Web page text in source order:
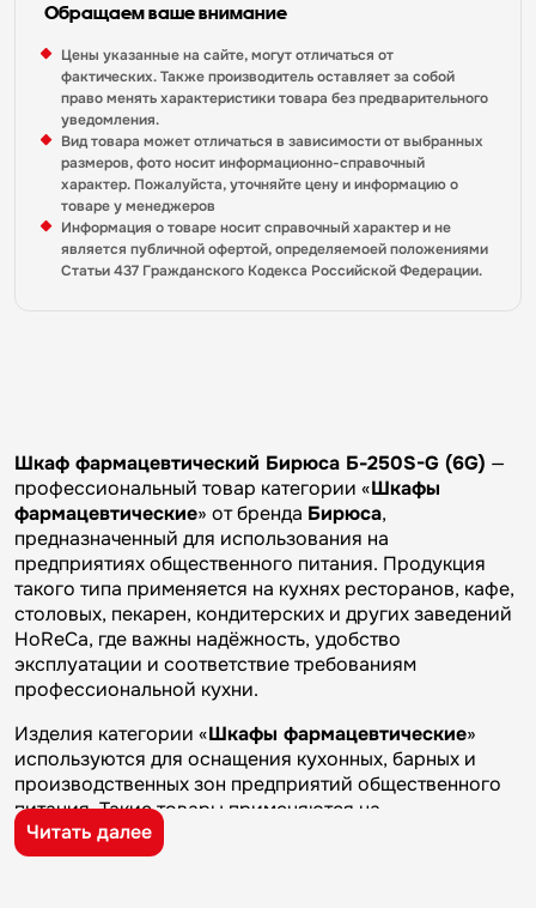
Обращаем ваше внимание
Цены указанные на сайте, могут отличаться от
фактических. Также производитель оставляет за собой
право менять характеристики товара без предварительного
уведомления.
Вид товара может отличаться в зависимости от выбранных
размеров, фото носит информационно-справочный
характер. Пожалуйста, уточняйте цену и информацию о
товаре у менеджеров
Информация о товаре носит справочный характер и не
является публичной офертой, определяемоей положениями
Статьи 437 Гражданского Кодекса Российской Федерации.
Шкаф фармацевтический Бирюса Б-250S-G (6G) —
профессиональный товар категории «Шкафы
фармацевтические» от бренда Бирюса,
предназначенный для использования на
предприятиях общественного питания. Продукция
такого типа применяется на кухнях ресторанов, кафе,
столовых, пекарен, кондитерских и других заведений
HoReCa, где важны надёжность, удобство
эксплуатации и соответствие требованиям
профессиональной кухни.
Изделия категории «Шкафы фармацевтические»
используются для оснащения кухонных, барных и
производственных зон предприятий общественного
питания. Такие товары применяются на
профессиональных кухнях ресторанов и кафе, в
столовых, пекарнях, кондитерских и на пищевых
Читать далее